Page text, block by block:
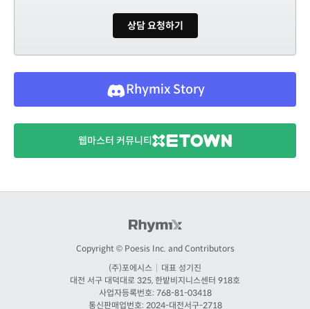
상담 요청하기
Rhymix Story
웹마스터 커뮤니티
Copyright © Poesis Inc. and Contributors
(주)포에시스
대표 성기진
대전 서구 대덕대로 325, 한밭비지니스센터 918호
사업자등록번호: 768-81-03418
통신판매업번호: 2024-대전서구-2718